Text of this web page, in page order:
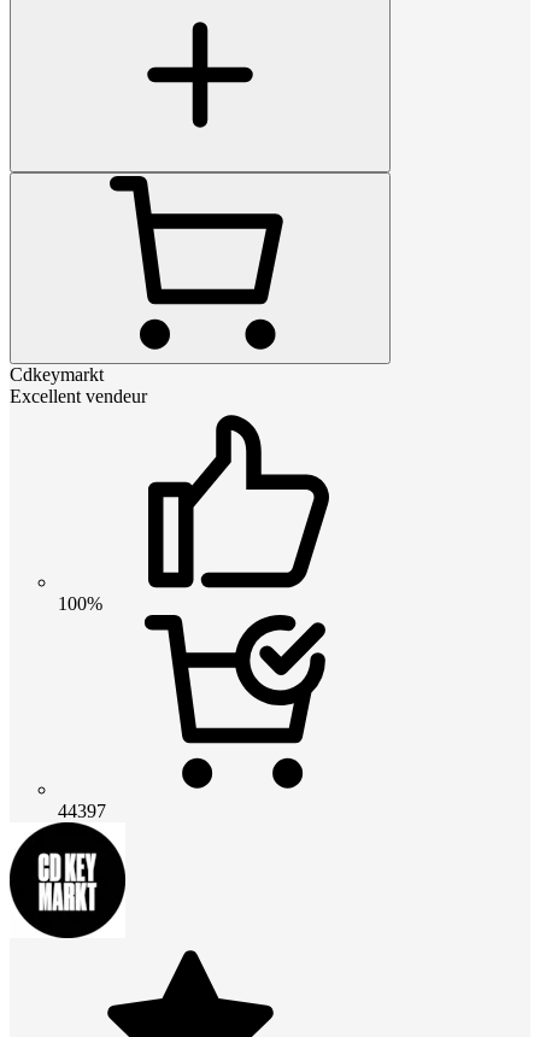
Cdkeymarkt
Excellent vendeur
100%
44397